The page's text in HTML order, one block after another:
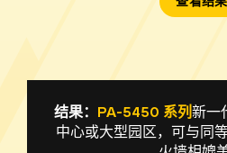
结果： PA-5450 系列新一
中心或大型园区，可与同